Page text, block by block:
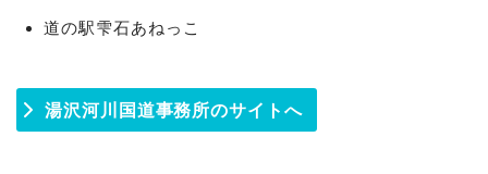
道の駅雫石あねっこ
湯沢河川国道事務所のサイトへ